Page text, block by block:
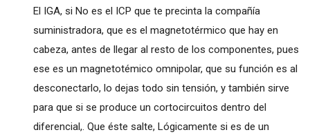
El IGA, si No es el ICP que te precinta la compañía
suministradora, que es el magnetotérmico que hay en
cabeza, antes de llegar al resto de los componentes, pues
ese es un magnetotémico omnipolar, que su función es al
desconectarlo, lo dejas todo sin tensión, y también sirve
para que si se produce un cortocircuitos dentro del
diferencial,. Que éste salte, Lógicamente si es de un